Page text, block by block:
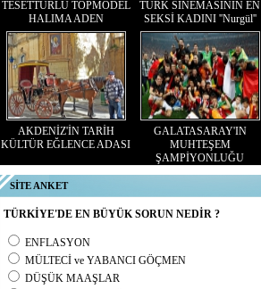
TESETTÜRLÜ TOPMODEL
HALIMA ADEN
TÜRK SİNEMASININ EN
SEKSİ KADINI ''Nurgül''
AKDENİZ'İN TARİH
KÜLTÜR EĞLENCE ADASI
GALATASARAY'IN
MUHTEŞEM
ŞAMPİYONLUĞU
SİTE ANKET
TÜRKİYE'DE EN BÜYÜK SORUN NEDİR ?
ENFLASYON
MÜLTECİ ve YABANCI GÖÇMEN
DÜŞÜK MAAŞLAR